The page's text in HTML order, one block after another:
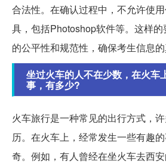
合法性。在确认过程中，不允许使
具，包括Photoshop软件等。这样
的公平性和规范性，确保考生信息的
坐过火车的人不在少数，在火车
事，有多少?
火车旅行是一种常见的出行方式，
历。在火车上，经常发生一些有趣
奇。例如，有人曾经在坐火车去西